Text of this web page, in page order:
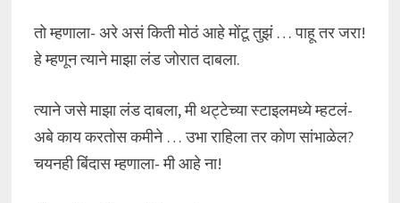
तो म्हणाला- अरे असं किती मोठं आहे मोंटू तुझं … पाहू तर जरा!
हे म्हणून त्याने माझा लंड जोरात दाबला.
त्याने जसे माझा लंड दाबला, मी थट्टेच्या स्टाइलमध्ये म्हटलं-
अबे काय करतोस कमीने … उभा राहिला तर कोण सांभाळेल?
चयनही बिंदास म्हणाला- मी आहे ना!